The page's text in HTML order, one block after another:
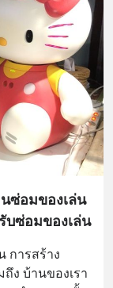
ซ่อมของเล่น
ของรัก : รับซ่อมของเล่น
การสร้าง
ง บ้านของเรา